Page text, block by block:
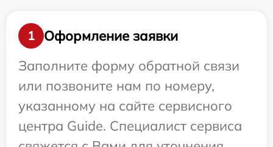
1
Оформление заявки
Заполните форму обратной связи
или позвоните нам по номеру,
указанному на сайте сервисного
центра Guide. Специалист сервиса